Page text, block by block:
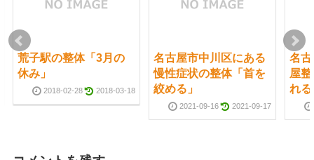
荒子駅の整体「3月の
休み」
2018-02-28 2018-03-18
名古屋市中川区にある
慢性症状の整体「首を
絞める」
2021-09-16 2021-09-17
名
屋
れる